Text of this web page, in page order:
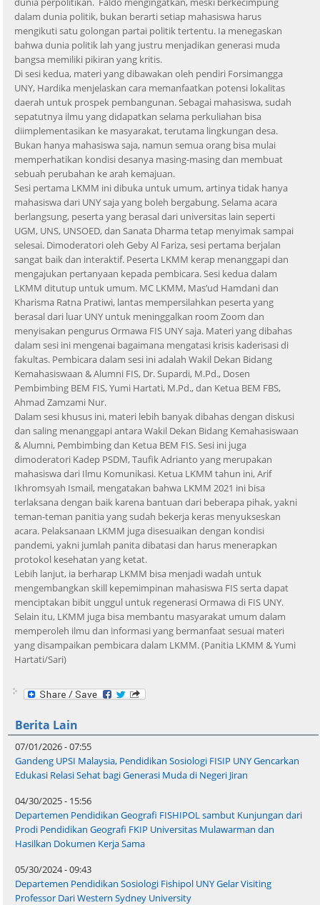
dalam dunia politik, bukan berarti setiap mahasiswa harus
mengikuti satu golongan partai politik tertentu. Ia menegaskan
bahwa dunia politik lah yang justru menjadikan generasi muda
bangsa memiliki pikiran yang kritis.
Di sesi kedua, materi yang dibawakan oleh pendiri Forsimangga
UNY, Hardika menjelaskan cara memanfaatkan potensi lokalitas
daerah untuk prospek pembangunan. Sebagai mahasiswa, sudah
sepatutnya ilmu yang didapatkan selama perkuliahan bisa
diimplementasikan ke masyarakat, terutama lingkungan desa.
Bukan hanya mahasiswa saja, namun semua orang bisa mulai
memperhatikan kondisi desanya masing-masing dan membuat
sebuah perubahan ke arah kemajuan.
Sesi pertama LKMM ini dibuka untuk umum, artinya tidak hanya
mahasiswa dari UNY saja yang boleh bergabung. Selama acara
berlangsung, peserta yang berasal dari universitas lain seperti
UGM, UNS, UNSOED, dan Sanata Dharma tetap menyimak sampai
selesai. Dimoderatori oleh Geby Al Fariza, sesi pertama berjalan
sangat baik dan interaktif. Peserta LKMM kerap menanggapi dan
mengajukan pertanyaan kepada pembicara. Sesi kedua dalam
LKMM ditutup untuk umum. MC LKMM, Mas’ud Hamdani dan
Kharisma Ratna Pratiwi, lantas mempersilahkan peserta yang
berasal dari luar UNY untuk meninggalkan room Zoom dan
menyisakan pengurus Ormawa FIS UNY saja. Materi yang dibahas
dalam sesi ini mengenai bagaimana mengatasi krisis kaderisasi di
fakultas. Pembicara dalam sesi ini adalah Wakil Dekan Bidang
Kemahasiswaan & Alumni FIS, Dr. Supardi, M.Pd., Dosen
Pembimbing BEM FIS, Yumi Hartati, M.Pd., dan Ketua BEM FBS,
Ahmad Zamzami Nur.
Dalam sesi khusus ini, materi lebih banyak dibahas dengan diskusi
dan saling menanggapi antara Wakil Dekan Bidang Kemahasiswaan
& Alumni, Pembimbing dan Ketua BEM FIS. Sesi ini juga
dimoderatori Kadep PSDM, Taufik Adrianto yang merupakan
mahasiswa dari Ilmu Komunikasi. Ketua LKMM tahun ini, Arif
Ikhromsyah Ismail, mengatakan bahwa LKMM 2021 ini bisa
terlaksana dengan baik karena bantuan dari beberapa pihak, yakni
teman-teman panitia yang sudah bekerja keras menyukseskan
acara. Pelaksanaan LKMM juga disesuaikan dengan kondisi
pandemi, yakni jumlah panita dibatasi dan harus menerapkan
protokol kesehatan yang ketat.
Lebih lanjut, ia berharap LKMM bisa menjadi wadah untuk
mengembangkan skill kepemimpinan mahasiswa FIS serta dapat
menciptakan bibit unggul untuk regenerasi Ormawa di FIS UNY.
Selain itu, LKMM juga bisa membantu masyarakat umum dalam
memperoleh ilmu dan informasi yang bermanfaat sesuai materi
yang disampaikan pembicara dalam LKMM. (Panitia LKMM & Yumi
Hartati/Sari)
Berita Lain
07/01/2026 - 07:55
Gandeng UPSI Malaysia, Pendidikan Sosiologi FISIP UNY Gencarkan
Edukasi Relasi Sehat bagi Generasi Muda di Negeri Jiran
04/30/2025 - 15:56
Departemen Pendidikan Geografi FISHIPOL sambut Kunjungan dari
Prodi Pendidikan Geografi FKIP Universitas Mulawarman dan
Hasilkan Dokumen Kerja Sama
05/30/2024 - 09:43
Departemen Pendidikan Sosiologi Fishipol UNY Gelar Visiting
Professor Dari Western Sydney University